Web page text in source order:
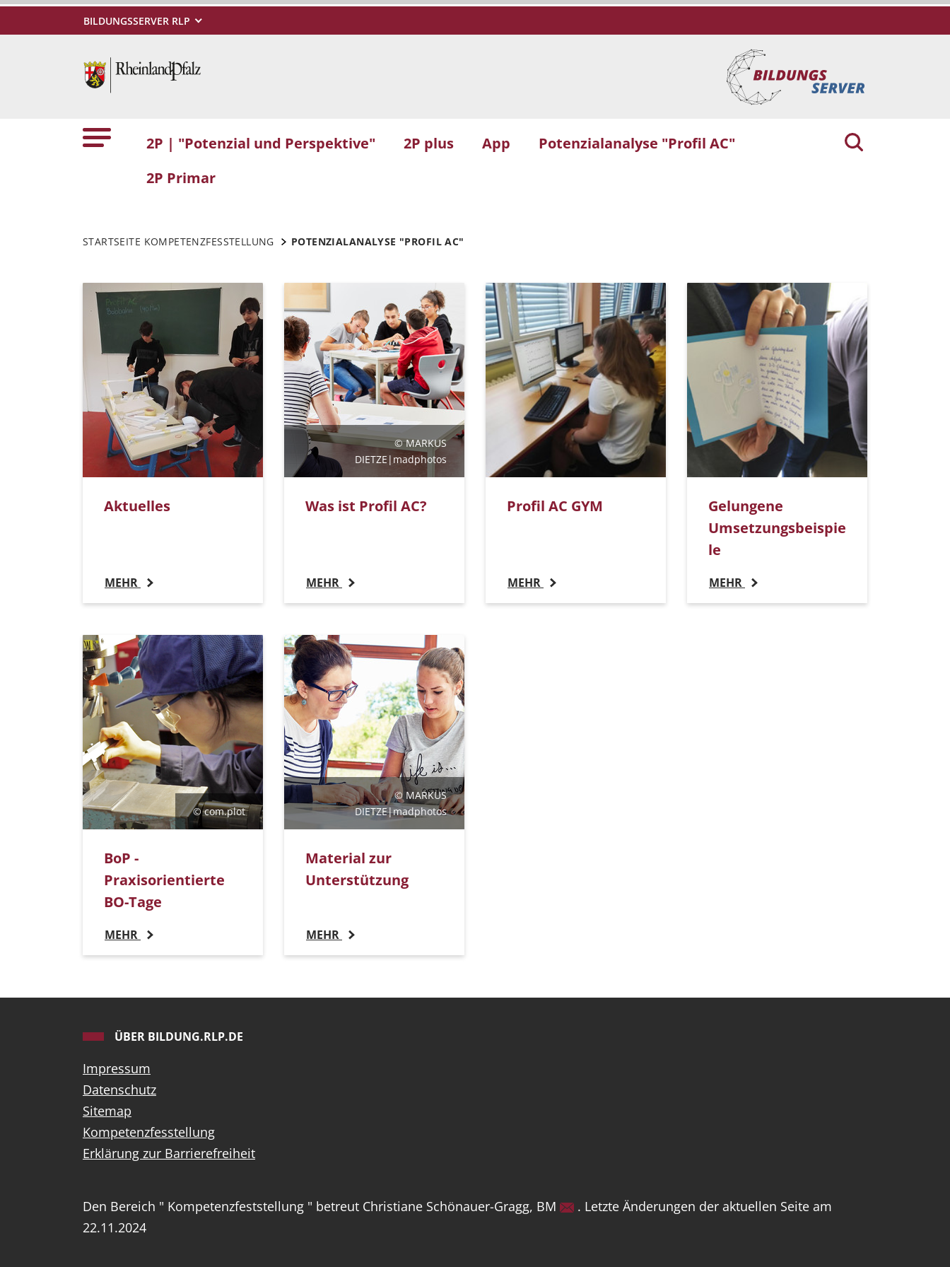
BILDUNGSSERVER RLP
2P | "Potenzial und Perspektive" 2P plus App
Potenzialanalyse "Profil AC"
2P Primar
STARTSEITE KOMPETENZFESSTELLUNG POTENZIALANALYSE "PROFIL AC"
Aktuelles
MEHR
© MARKUS
DIETZE|madphotos
Was ist Profil AC?
MEHR
Profil AC GYM
MEHR
Gelungene
Umsetzungsbeispie
le
MEHR
© com.plot
BoP -
Praxisorientierte
BO-Tage
MEHR
© MARKUS
DIETZE|madphotos
Material zur
Unterstützung
MEHR
ÜBER BILDUNG.RLP.DE
Impressum
Datenschutz
Sitemap
Kompetenzfesstellung
Erklärung zur Barrierefreiheit
Den Bereich " Kompetenzfeststellung " betreut Christiane Schönauer-Gragg, BM
. Letzte Änderungen der aktuellen Seite am
22.11.2024